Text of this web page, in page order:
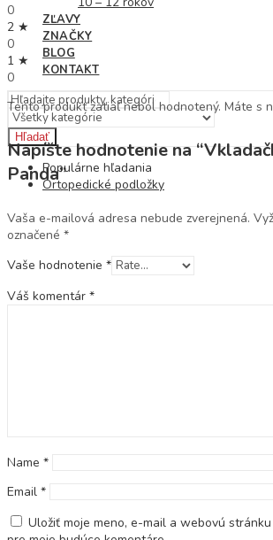
ZĽAVY
ZNAČKY
BLOG
KONTAKT
Hľadať
Populárne hľadania
Ortopedické podložky
0
2 ★
0
1 ★
0
Tento produkt zatiaľ nebol hodnotený. Máte s
Napíšte hodnotenie na
Panda”
Vaša e-mailová adresa nebude zverejnená.
označené *
Vaše hodnotenie *
Váš komentár *
Name *
Email *
Uložiť moje meno, e-mail a webovú